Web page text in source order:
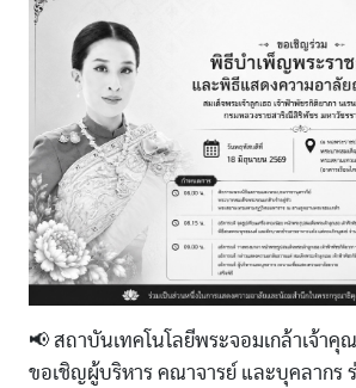
📢 สถาบันเทคโนโลยีพระจอมเกล้าเจ้าคุ
ขอเชิญผู้บริหาร คณาจารย์ และบุคลากร